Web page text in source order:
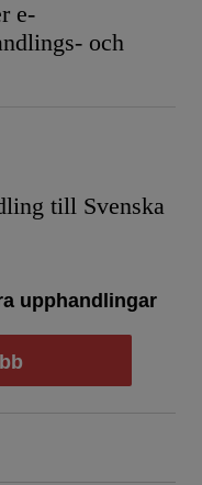
e-
och
till Svenska
upphandlingar